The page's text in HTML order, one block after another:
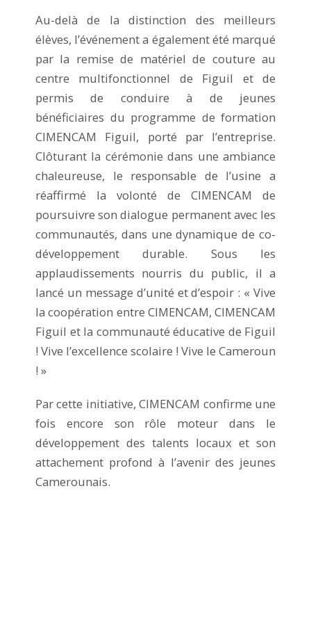
Au-delà de la distinction des meilleurs
élèves, l’événement a également été marqué
par la remise de matériel de couture au
centre multifonctionnel de Figuil et de
permis de conduire à de jeunes
bénéficiaires du programme de formation
CIMENCAM Figuil, porté par l’entreprise.
Clôturant la cérémonie dans une ambiance
chaleureuse, le responsable de l’usine a
réaffirmé la volonté de CIMENCAM de
poursuivre son dialogue permanent avec les
communautés, dans une dynamique de co-
développement durable. Sous les
applaudissements nourris du public, il a
lancé un message d’unité et d’espoir : « Vive
la coopération entre CIMENCAM, CIMENCAM
Figuil et la communauté éducative de Figuil
! Vive l’excellence scolaire ! Vive le Cameroun
! »
Par cette initiative, CIMENCAM confirme une
fois encore son rôle moteur dans le
développement des talents locaux et son
attachement profond à l’avenir des jeunes
Camerounais.